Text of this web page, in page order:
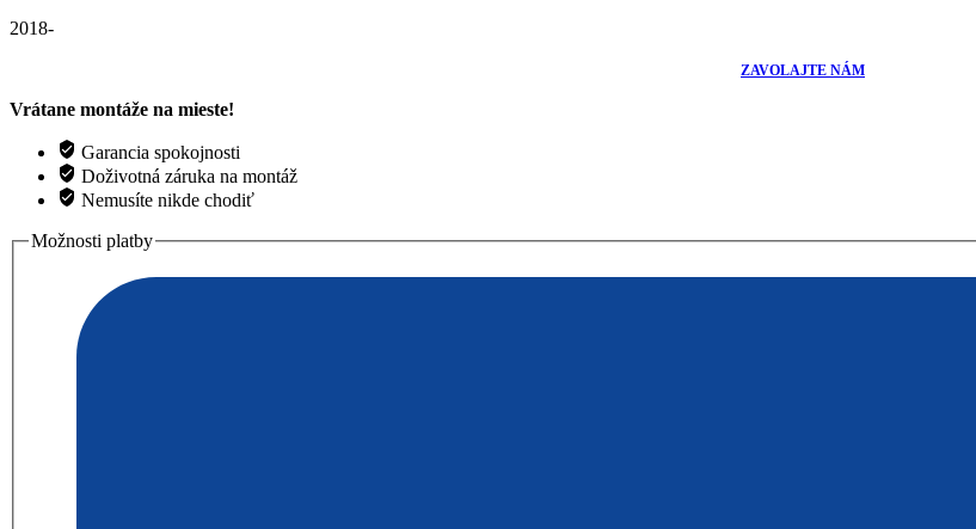
2018-
ZAVOLAJTE NÁM
Vrátane montáže na mieste!
Garancia spokojnosti
Doživotná záruka na montáž
Nemusíte nikde chodiť
Možnosti platby